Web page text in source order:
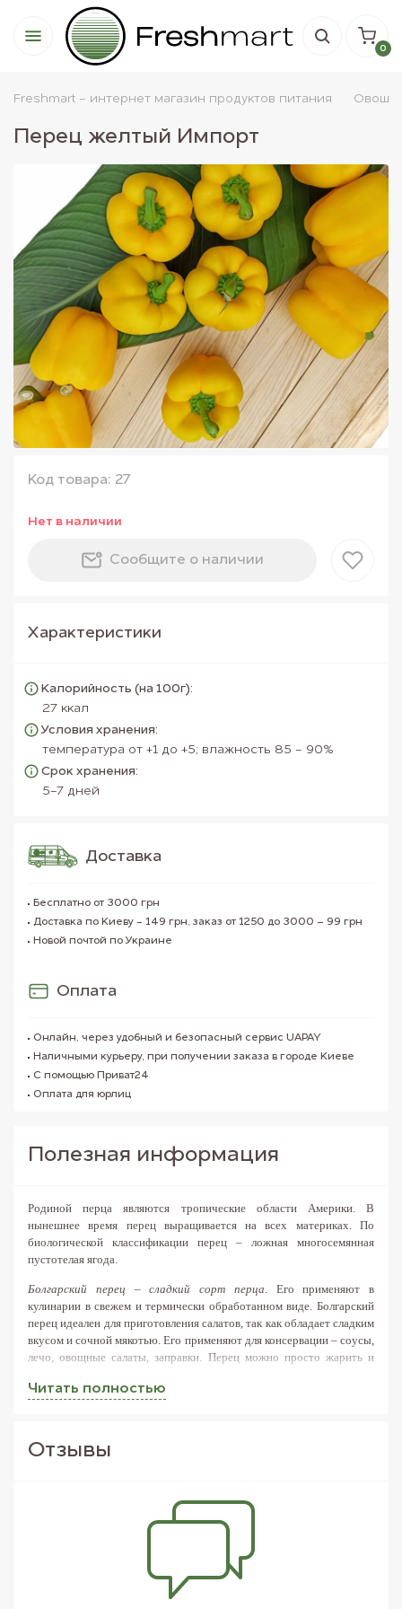
0
Freshmart - интернет магазин продуктов питания Овощи
Перец желтый Импорт
Код товара: 27
Нет в наличии
Сообщите о наличии
Характеристики
Калорийность (на 100г):
27 ккал
Условия хранения:
температура от +1 до +5; влажность 85 - 90%
Срок хранения:
5-7 дней
Доставка
Бесплатно от 3000 грн
Доставка по Киеву - 149 грн, заказ от 1250 до 3000 – 99 грн
Новой почтой по Украине
Оплата
Онлайн, через удобный и безопасный сервис UAPAY
Наличными курьеру, при получении заказа в городе Киеве
С помощью Приват24
Оплата для юрлиц
Полезная информация
Читать полностью
Родиной перца являются тропические области Америки. В
нынешнее время перец выращивается на всех материках. По
биологической классификации перец – ложная многосемянная
пустотелая ягода.
Болгарский перец – сладкий сорт перца. Его применяют в
кулинарии в свежем и термически обработанном виде. Болгарский
перец идеален для приготовления салатов, так как обладает сладким
вкусом и сочной мякотью. Его применяют для консервации – соусы,
лечо, овощные салаты, заправки. Перец можно просто жарить и
блюда, запекается, фаршируется. Подходит как к мясу, так к рыбе,
самый свежий и вкусный перец в Киеве!
С, витаминов группы В, а также различных элементов,
необходимых организму человека.
Употребление перца укрепляет иммунитет и улучшает общее
при усталости, депрессии, бессоннице.
Содержание витаминов в болгарском перце (на 100г съедобной
Отзывы